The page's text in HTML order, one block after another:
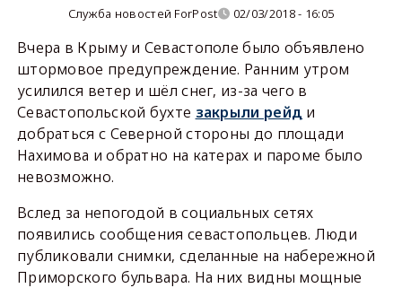
Служба новостей ForPost 02/03/2018 - 16:05
Вчера в Крыму и Севастополе было объявлено
штормовое предупреждение. Ранним утром
усилился ветер и шёл снег, из-за чего в
Севастопольской бухте закрыли рейд и
добраться с Северной стороны до площади
Нахимова и обратно на катерах и пароме было
невозможно.
Вслед за непогодой в социальных сетях
появились сообщения севастопольцев. Люди
публиковали снимки, сделанные на набережной
Приморского бульвара. На них видны мощные